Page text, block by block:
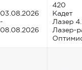
03.08.2026
-
08.08.2026
420
Кадет
Лазер
Лазер-